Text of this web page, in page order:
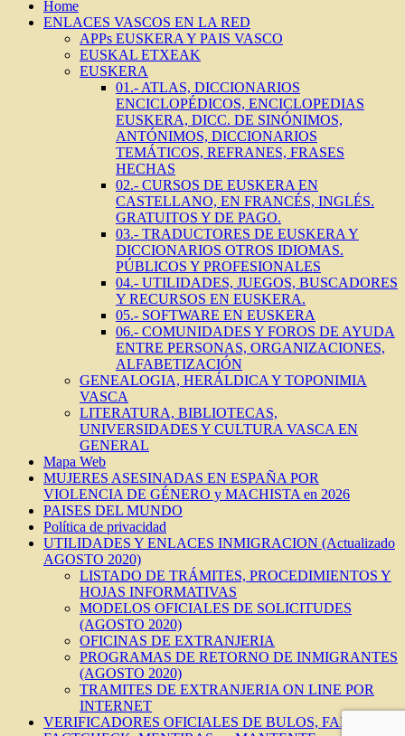
Home
ENLACES VASCOS EN LA RED
APPs EUSKERA Y PAIS VASCO
EUSKAL ETXEAK
EUSKERA
01.- ATLAS, DICCIONARIOS
ENCICLOPÉDICOS, ENCICLOPEDIAS
EUSKERA, DICC. DE SINÓNIMOS,
ANTÓNIMOS, DICCIONARIOS
TEMÁTICOS, REFRANES, FRASES
HECHAS
02.- CURSOS DE EUSKERA EN
CASTELLANO, EN FRANCÉS, INGLÉS.
GRATUITOS Y DE PAGO.
03.- TRADUCTORES DE EUSKERA Y
DICCIONARIOS OTROS IDIOMAS.
PÚBLICOS Y PROFESIONALES
04.- UTILIDADES, JUEGOS, BUSCADORES
Y RECURSOS EN EUSKERA.
05.- SOFTWARE EN EUSKERA
06.- COMUNIDADES Y FOROS DE AYUDA
ENTRE PERSONAS, ORGANIZACIONES,
ALFABETIZACIÓN
GENEALOGIA, HERÁLDICA Y TOPONIMIA
VASCA
LITERATURA, BIBLIOTECAS,
UNIVERSIDADES Y CULTURA VASCA EN
GENERAL
Mapa Web
MUJERES ASESINADAS EN ESPAÑA POR
VIOLENCIA DE GÉNERO y MACHISTA en 2026
PAISES DEL MUNDO
Política de privacidad
UTILIDADES Y ENLACES INMIGRACION (Actualizado
AGOSTO 2020)
LISTADO DE TRÁMITES, PROCEDIMIENTOS Y
HOJAS INFORMATIVAS
MODELOS OFICIALES DE SOLICITUDES
(AGOSTO 2020)
OFICINAS DE EXTRANJERIA
PROGRAMAS DE RETORNO DE INMIGRANTES
(AGOSTO 2020)
TRAMITES DE EXTRANJERIA ON LINE POR
INTERNET
VERIFICADORES OFICIALES DE BULOS, FAKES,